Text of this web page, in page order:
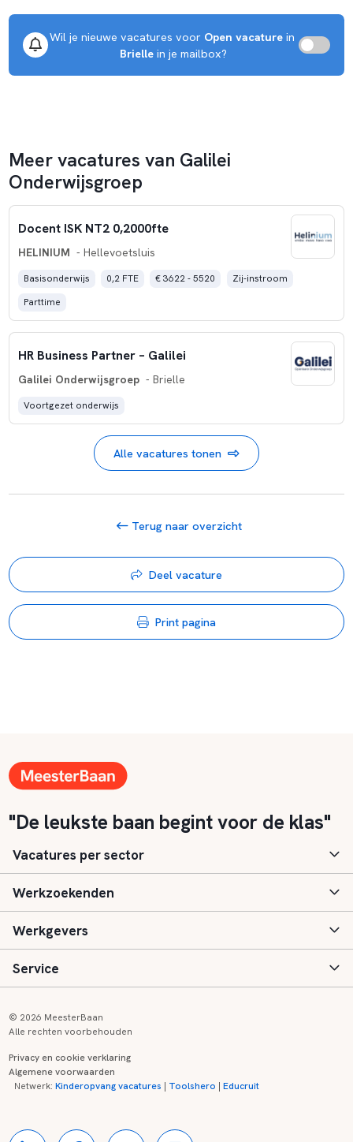
Wil je nieuwe vacatures voor Open vacature in
Brielle in je mailbox?
Meer vacatures van Galilei
Onderwijsgroep
Docent ISK NT2 0,2000fte
HELINIUM - Hellevoetsluis
Basisonderwijs 0,2 FTE € 3622 - 5520
Zij-instroom
Parttime
HR Business Partner – Galilei
Galilei Onderwijsgroep - Brielle
Voortgezet onderwijs
Alle vacatures tonen
Terug naar overzicht
Deel vacature
Print pagina
"De leukste baan begint voor de klas"
Vacatures per sector
Basisonderwijs
Speciaal (basis) onderwijs
Voortgezet onderwijs
Kinderopvang
Werkzoekenden
Aanmelden
Vacatures
Zij-instroom informatie
Werkgevers
Inloggen
Registreren
Service
Onderwijs links
© 2026 MeesterBaan
Alle rechten voorbehouden
Privacy en cookie verklaring
Algemene voorwaarden
Netwerk:Kinderopvang vacatures | Toolshero |Educruit